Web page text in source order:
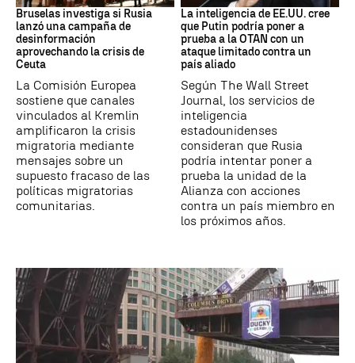
Bruselas investiga si Rusia
lanzó una campaña de
desinformación
aprovechando la crisis de
Ceuta
La Comisión Europea
sostiene que canales
vinculados al Kremlin
amplificaron la crisis
migratoria mediante
mensajes sobre un
supuesto fracaso de las
políticas migratorias
comunitarias.
La inteligencia de EE.UU. cree
que Putin podría poner a
prueba a la OTAN con un
ataque limitado contra un
país aliado
Según The Wall Street
Journal, los servicios de
inteligencia
estadounidenses
consideran que Rusia
podría intentar poner a
prueba la unidad de la
Alianza con acciones
contra un país miembro en
los próximos años.